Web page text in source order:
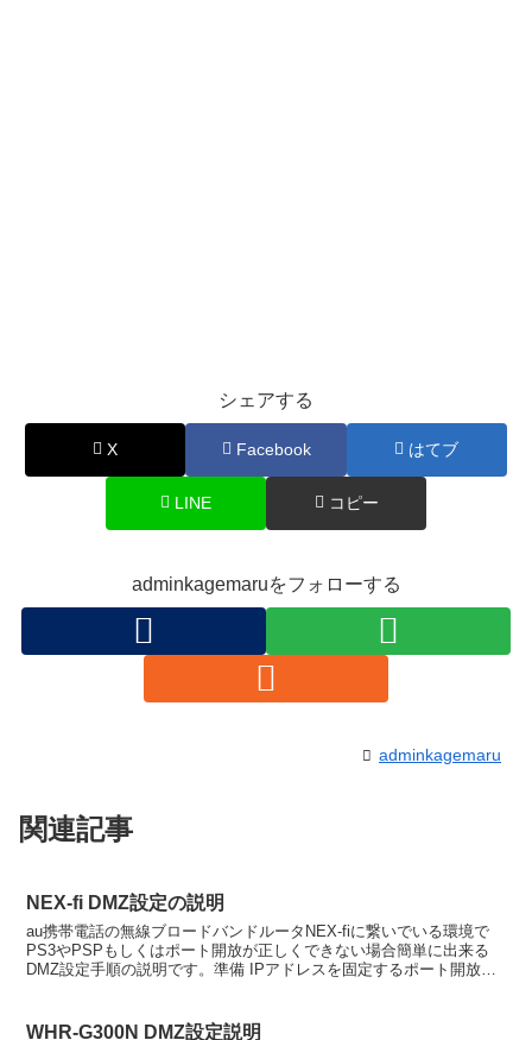
シェアする
X Facebook はてブ
LINE コピー
adminkagemaruをフォローする
adminkagemaru
関連記事
NEX-fi DMZ設定の説明
au携帯電話の無線ブロードバンドルータNEX-fiに繋いでいる環境で
PS3やPSPもしくはポート開放が正しくできない場合簡単に出来る
DMZ設定手順の説明です。準備 IPアドレスを固定するポート開放す
WHR-G300N DMZ設定説明